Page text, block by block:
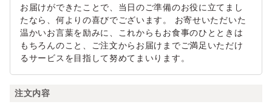
お届けができたことで、当日のご準備のお役に立てまし
たなら、何よりの喜びでございます。 お寄せいただいた
温かいお言葉を励みに、これからもお食事のひとときは
もちろんのこと、ご注文からお届けまでご満足いただけ
るサービスを目指して努めてまいります。
注文内容